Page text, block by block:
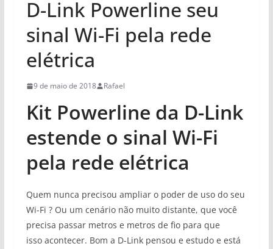
D-Link Powerline seu
sinal Wi-Fi pela rede
elétrica
9 de maio de 2018 Rafael
Kit Powerline da D-Link
estende o sinal Wi-Fi
pela rede elétrica
Quem nunca precisou ampliar o poder de uso do seu
Wi-Fi ? Ou um cenário não muito distante, que você
precisa passar metros e metros de fio para que
isso acontecer. Bom a D-Link pensou e estudo e está